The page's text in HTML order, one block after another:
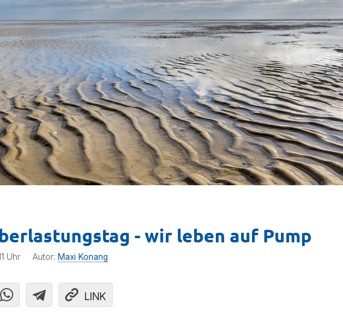
- wir leben auf Pump
Uhr Autor: Maxi Konang
LINK